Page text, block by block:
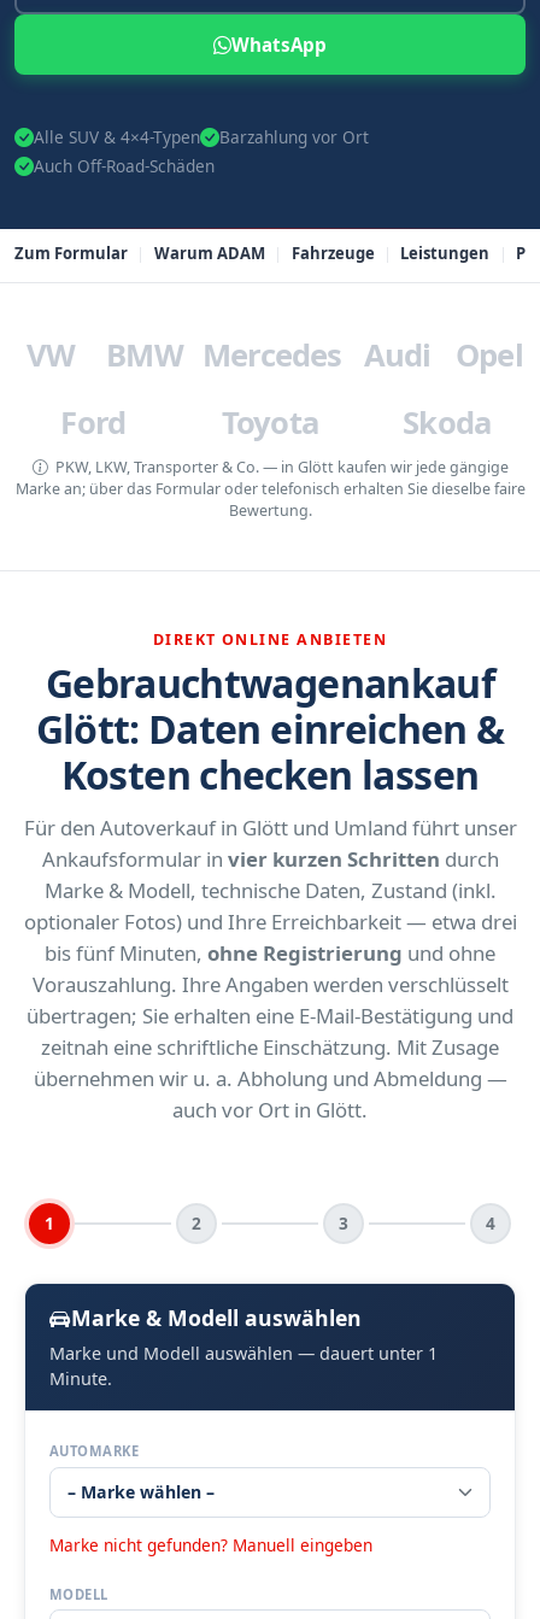
WhatsApp
Alle SUV & 4×4-Typen
Barzahlung vor Ort
Auch Off-Road-Schäden
Zum Formular Warum ADAM Fahrzeuge Leistungen
VW BMW Mercedes Audi
Opel
Ford
Toyota Skoda
PKW, LKW, Transporter & Co. — in Glött kaufen wir jede gängige
Marke an; über das Formular oder telefonisch erhalten Sie dieselbe faire
Bewertung.
DIREKT ONLINE ANBIETEN
Gebrauchtwagenankauf
Glött: Daten einreichen &
Kosten checken lassen
Für den Autoverkauf in Glött und Umland führt unser
Ankaufsformular in vier kurzen Schritten durch
Marke & Modell, technische Daten, Zustand (inkl.
optionaler Fotos) und Ihre Erreichbarkeit — etwa drei
bis fünf Minuten, ohne Registrierung und ohne
Vorauszahlung. Ihre Angaben werden verschlüsselt
übertragen; Sie erhalten eine E-Mail-Bestätigung und
zeitnah eine schriftliche Einschätzung. Mit Zusage
übernehmen wir u. a. Abholung und Abmeldung —
auch vor Ort in Glött.
1 2 3 4
Marke & Modell auswählen
Marke und Modell auswählen — dauert unter 1
Minute.
AUTOMARKE
Marke nicht gefunden? Manuell eingeben
MODELL